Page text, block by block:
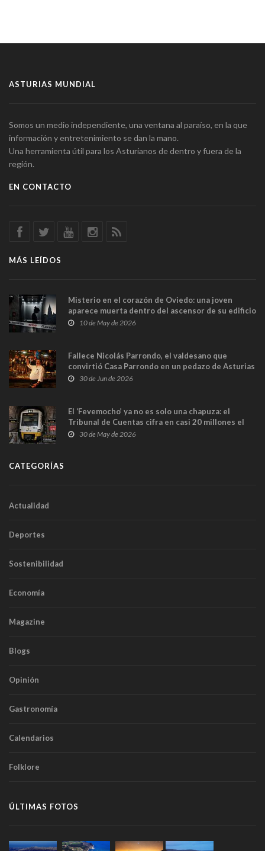
ASTURIAS MUNDIAL
Somos un medio independiente, una ventana al paraíso, en la que
información y entretenimiento se dan la mano.
Una herramienta útil para los Asturianos de dentro y fuera de la
región.
EN CONTACTO
MÁS LEÍDOS
Misterio en el corazón de Oviedo: una joven
aparece muerta dentro del ascensor de su edificio
y las cámaras captan sus últimos minutos
10 de May de 2026
Fallece Nicolás Parrondo, el valdesano que
convirtió Casa Parrondo en un pedazo de Asturias
en Madrid
30 de Jun de 2026
El ‘Fevemocho’ ya no es solo una chapuza: el
Tribunal de Cuentas cifra en casi 20 millones el
sobrecoste de los trenes que no cabían por los
30 de May de 2026
CATEGORÍAS
Actualidad
Deportes
Sostenibilidad
Economía
Magazine
Blogs
Opinión
Gastronomía
Calendarios
Folklore
ÚLTIMAS FOTOS